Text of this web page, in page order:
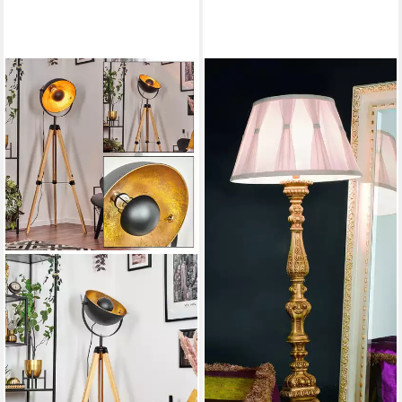
Stehlampe Barocke
Stehlampe im Rokoko-Stil aus
Metall und Glas, Made in
Europa
4.499,00 € UVP5.700,00 €
lieferbar in 8 Wochen